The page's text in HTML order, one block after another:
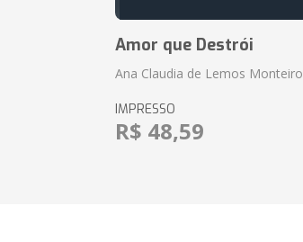
Amor que Destrói
Ana Claudia de Lemos Monteiro
IMPRESSO
R$ 48,59